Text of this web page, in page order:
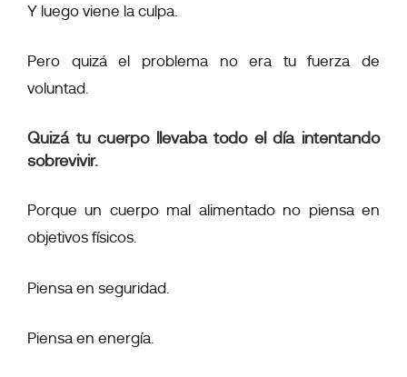
Y luego viene la culpa.
Pero quizá el problema no era tu fuerza de
voluntad.
Quizá tu cuerpo llevaba todo el día intentando
sobrevivir.
Porque un cuerpo mal alimentado no piensa en
objetivos físicos.
Piensa en seguridad.
Piensa en energía.